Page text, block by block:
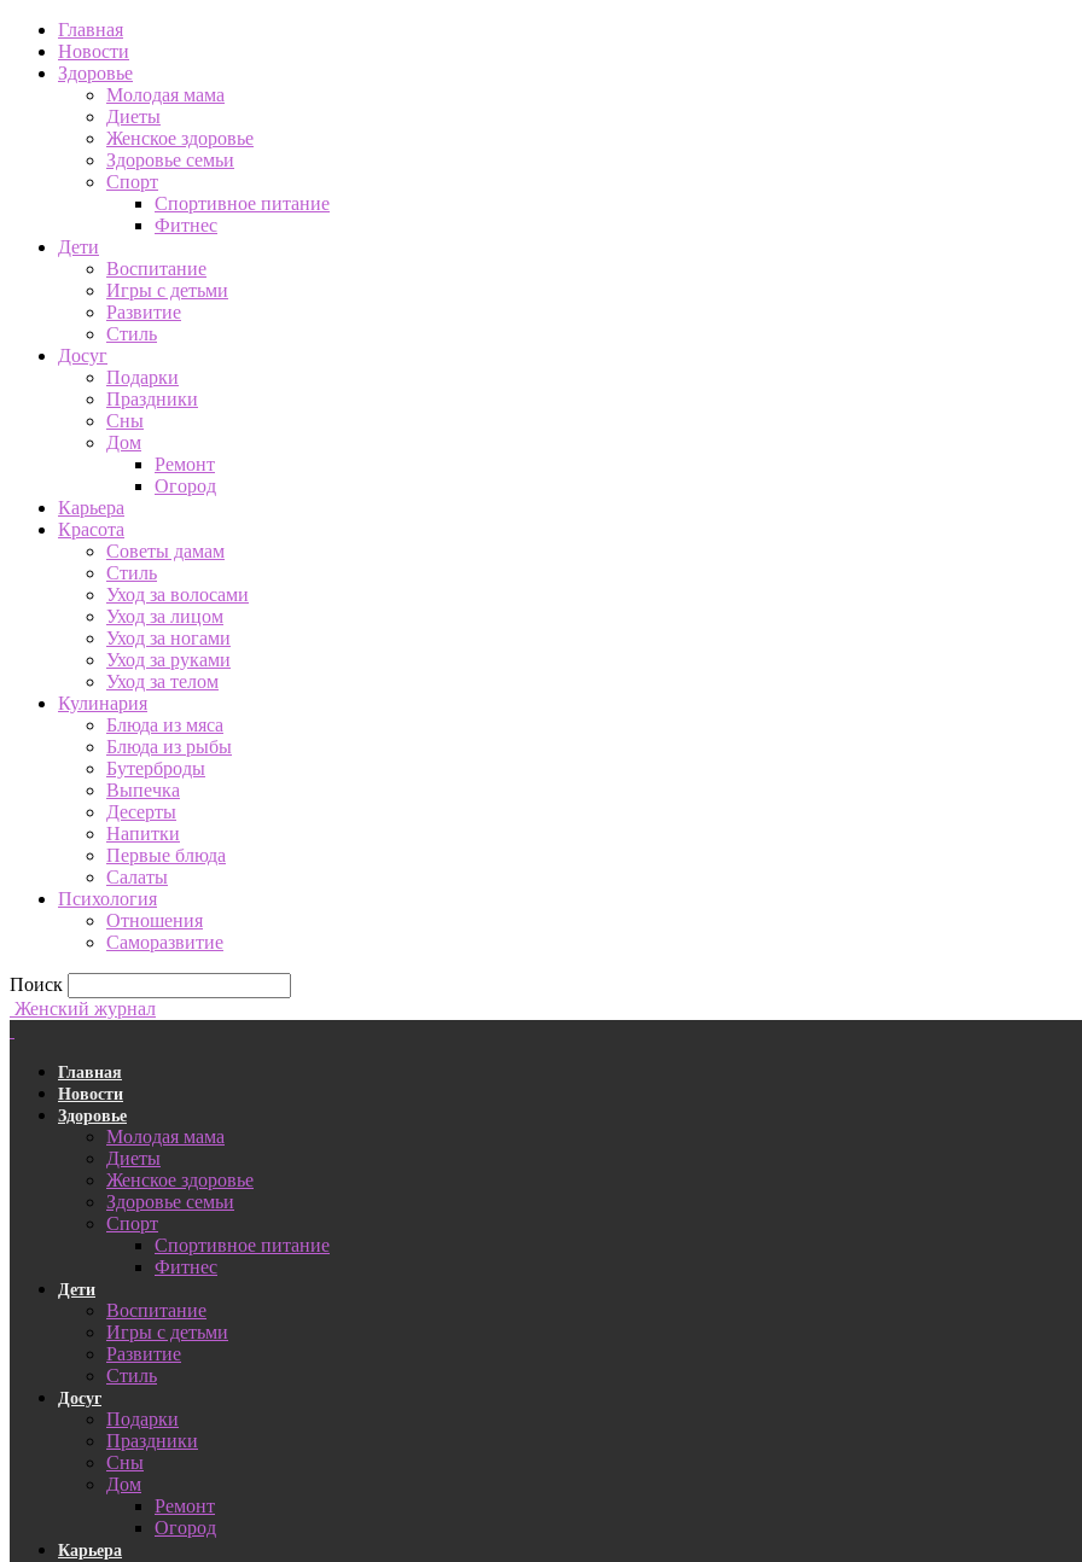
Главная
Новости
Здоровье
Молодая мама
Диеты
Женское здоровье
Здоровье семьи
Спорт
Спортивное питание
Фитнес
Дети
Воспитание
Игры с детьми
Развитие
Стиль
Досуг
Подарки
Праздники
Сны
Дом
Ремонт
Огород
Карьера
Красота
Советы дамам
Стиль
Уход за волосами
Уход за лицом
Уход за ногами
Уход за руками
Уход за телом
Кулинария
Блюда из мяса
Блюда из рыбы
Бутерброды
Выпечка
Десерты
Напитки
Первые блюда
Салаты
Психология
Отношения
Саморазвитие
Поиск
Женский журнал
Главная
Новости
Здоровье
Молодая мама
Диеты
Женское здоровье
Здоровье семьи
Спорт
Спортивное питание
Фитнес
Дети
Воспитание
Игры с детьми
Развитие
Стиль
Досуг
Подарки
Праздники
Сны
Дом
Ремонт
Огород
Карьера